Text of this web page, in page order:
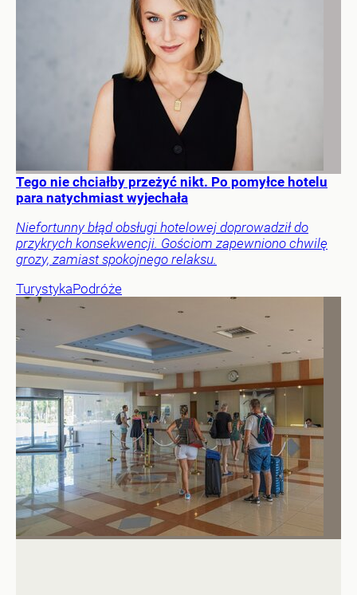
Tego nie chciałby przeżyć nikt. Po pomyłce hotelu
para natychmiast wyjechała
Niefortunny błąd obsługi hotelowej doprowadził do
przykrych konsekwencji. Gościom zapewniono chwilę
grozy, zamiast spokojnego relaksu.
TurystykaPodróże